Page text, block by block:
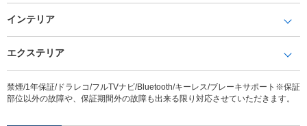
インテリア
エクステリア
禁煙/1年保証/ドラレコ/フルTVナビ/Bluetooth/キーレス/ブレーキサポート※保証
部位以外の故障や、保証期間外の故障も出来る限り対応させていただきます。